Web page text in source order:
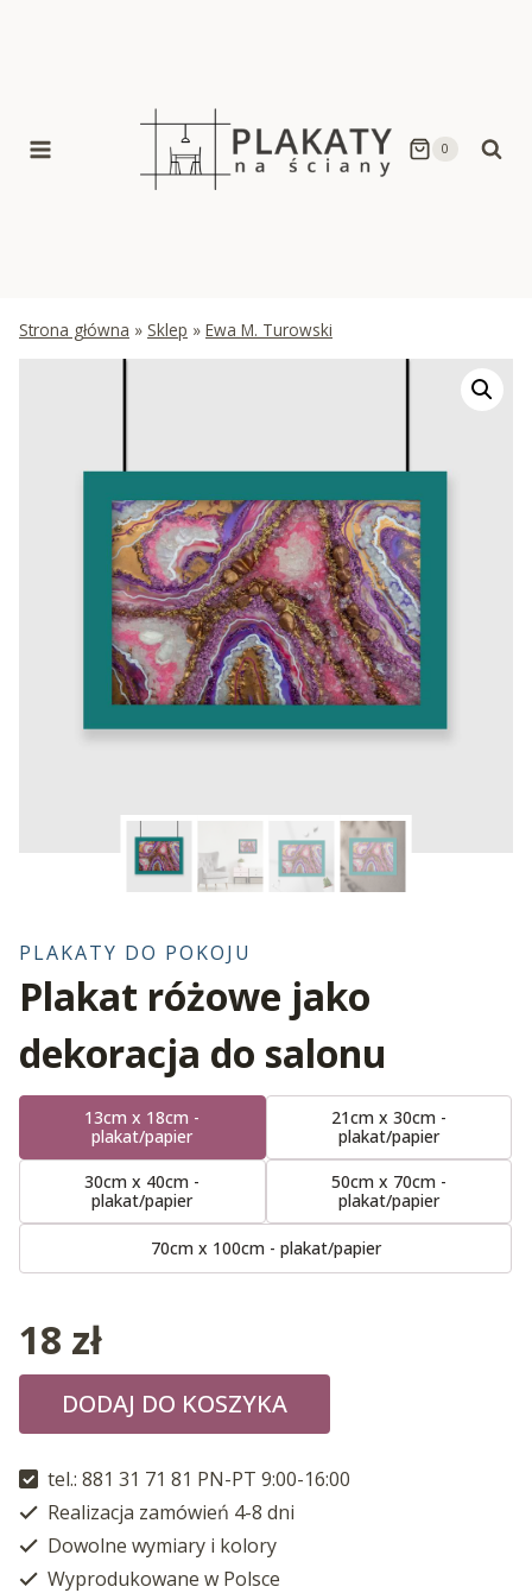
0
Strona główna » Sklep » Ewa M. Turowski
PLAKATY DO POKOJU
Plakat różowe jako
dekoracja do salonu
13cm x 18cm -
plakat/papier
21cm x 30cm -
plakat/papier
30cm x 40cm -
plakat/papier
50cm x 70cm -
plakat/papier
70cm x 100cm - plakat/papier
18 zł
DODAJ DO KOSZYKA
tel.: 881 31 71 81 PN-PT 9:00-16:00
Realizacja zamówień 4-8 dni
Dowolne wymiary i kolory
Wyprodukowane w Polsce